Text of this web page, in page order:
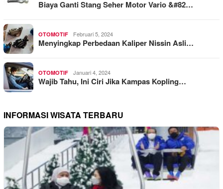
Biaya Ganti Stang Seher Motor Vario &#82…
OTOMOTIF Februari 5, 2024
Menyingkap Perbedaan Kaliper Nissin Asli…
OTOMOTIF Januari 4, 2024
Wajib Tahu, Ini Ciri Jika Kampas Kopling…
INFORMASI WISATA TERBARU